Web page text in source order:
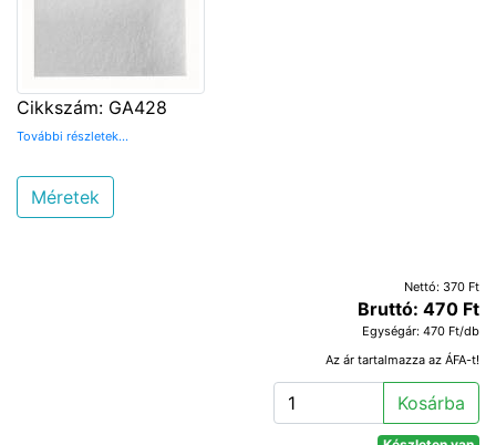
Cikkszám: GA428
További részletek...
Méretek
Nettó: 370 Ft
Bruttó: 470 Ft
Egységár: 470 Ft/db
Az ár tartalmazza az ÁFA-t!
Kosárba